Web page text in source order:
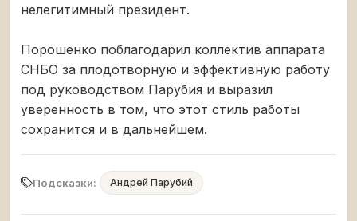
нелегитимный президент.
Порошенко поблагодарил коллектив аппарата
СНБО за плодотворную и эффективную работу
под руководством Парубия и выразил
уверенность в том, что этот стиль работы
сохранится и в дальнейшем.
Подсказки: Андрей Парубий